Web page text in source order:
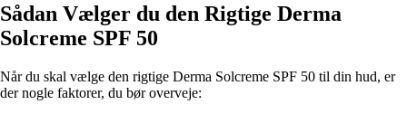
Sådan Vælger du den Rigtige Derma
Solcreme SPF 50
Når du skal vælge den rigtige Derma Solcreme SPF 50 til din hud, er
der nogle faktorer, du bør overveje: